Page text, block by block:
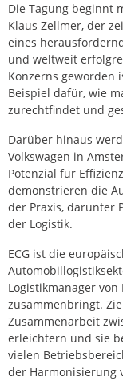
Die Tagung beginnt
Klaus Zellmer, der
eines
und weltweit
Konzerns geworden
Beispiel dafür, wie
zurechtfindet und
Darüber hinaus
Volkswagen in
Potenzial für
demonstrieren die
der Praxis, darunter
der Logistik.
ECG ist die
Logistikmanager
zusammenbringt.
Zusammenarbeit
erleichtern und sie
vielen
der Harmonisierung